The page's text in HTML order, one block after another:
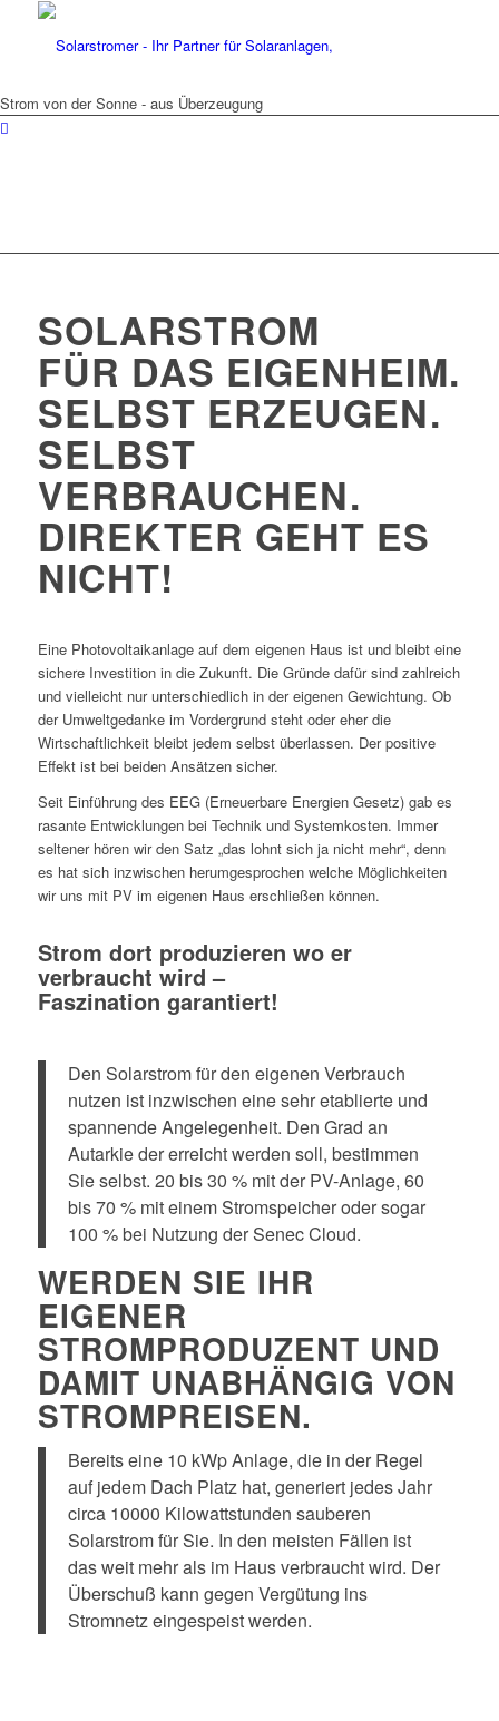
Strom von der Sonne - aus Überzeugung
SOLARSTROM
FÜR DAS EIGENHEIM.
SELBST ERZEUGEN.
SELBST
VERBRAUCHEN.
DIREKTER GEHT ES
NICHT!
Eine Photovoltaikanlage auf dem eigenen Haus ist und bleibt eine
sichere Investition in die Zukunft. Die Gründe dafür sind zahlreich
und vielleicht nur unterschiedlich in der eigenen Gewichtung. Ob
der Umweltgedanke im Vordergrund steht oder eher die
Wirtschaftlichkeit bleibt jedem selbst überlassen. Der positive
Effekt ist bei beiden Ansätzen sicher.
Seit Einführung des EEG (Erneuerbare Energien Gesetz) gab es
rasante Entwicklungen bei Technik und Systemkosten. Immer
seltener hören wir den Satz „das lohnt sich ja nicht mehr“, denn
es hat sich inzwischen herumgesprochen welche Möglichkeiten
wir uns mit PV im eigenen Haus erschließen können.
Strom dort produzieren wo er
verbraucht wird –
Faszination garantiert!
Den Solarstrom für den eigenen Verbrauch
nutzen ist inzwischen eine sehr etablierte und
spannende Angelegenheit. Den Grad an
Autarkie der erreicht werden soll, bestimmen
Sie selbst. 20 bis 30 % mit der PV-Anlage, 60
bis 70 % mit einem Stromspeicher oder sogar
100 % bei Nutzung der Senec Cloud.
WERDEN SIE IHR
EIGENER
STROMPRODUZENT UND
DAMIT UNABHÄNGIG VON
STROMPREISEN.
Bereits eine 10 kWp Anlage, die in der Regel
auf jedem Dach Platz hat, generiert jedes Jahr
circa 10000 Kilowattstunden sauberen
Solarstrom für Sie. In den meisten Fällen ist
das weit mehr als im Haus verbraucht wird. Der
Überschuß kann gegen Vergütung ins
Stromnetz eingespeist werden.